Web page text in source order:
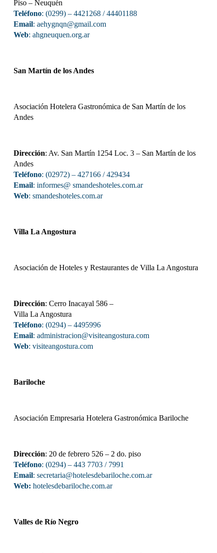
Piso – Neuquén
Teléfono: (0299) – 4421268 / 44401188
Email: aehygnqn@gmail.com
Web: ahgneuquen.org.ar
San Martín de los Andes
Asociación Hotelera Gastronómica de San Martín de los
Andes
Dirección: Av. San Martín 1254 Loc. 3 – San Martín de los
Andes
Teléfono: (02972) – 427166 / 429434
Email: informes@ smandeshoteles.com.ar
Web: smandeshoteles.com.ar
Villa La Angostura
Asociación de Hoteles y Restaurantes de Villa La Angostura
Dirección: Cerro Inacayal 586 –
Villa La Angostura
Teléfono: (0294) – 4495996
Email: administracion@visiteangostura.com
Web: visiteangostura.com
Bariloche
Asociación Empresaria Hotelera Gastronómica Bariloche
Dirección: 20 de febrero 526 – 2 do. piso
Teléfono: (0294) – 443 7703 / 7991
Email: secretaria@hotelesdebariloche.com.ar
Web: hotelesdebariloche.com.ar
Valles de Río Negro